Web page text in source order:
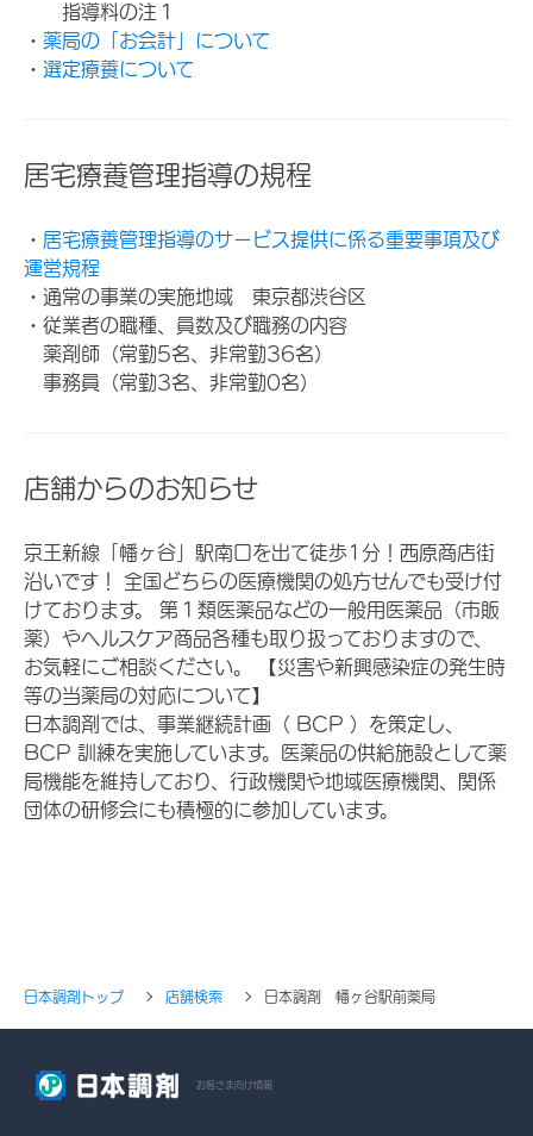
指導料の注１
・ 薬局の「お会計」について
・ 選定療養について
居宅療養管理指導の規程
・ 居宅療養管理指導のサービス提供に係る重要事項及び
運営規程
・通常の事業の実施地域 東京都渋谷区
・従業者の職種、員数及び職務の内容
薬剤師（常勤5名、非常勤36名）
事務員（常勤3名、非常勤0名）
店舗からのお知らせ
京王新線「幡ヶ谷」駅南口を出て徒歩1分！西原商店街
沿いです！ 全国どちらの医療機関の処方せんでも受け付
けております。 第１類医薬品などの一般用医薬品（市販
薬）やヘルスケア商品各種も取り扱っておりますので、
お気軽にご相談ください。 【災害や新興感染症の発生時
等の当薬局の対応について】
日本調剤では、事業継続計画（ BCP ）を策定し、
BCP 訓練を実施しています。医薬品の供給施設として薬
局機能を維持しており、行政機関や地域医療機関、関係
団体の研修会にも積極的に参加しています。
日本調剤トップ 店舗検索 日本調剤 幡ヶ谷駅前薬局
お客さま向け情報